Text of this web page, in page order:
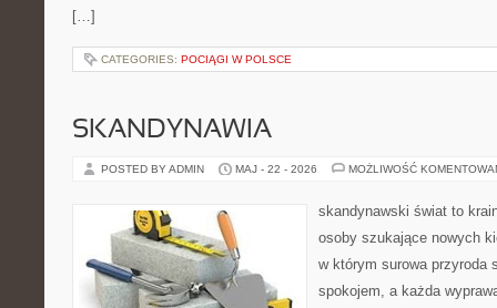
[…]
CATEGORIES: POCIĄGI W POLSCE
SKANDYNAWIA
POSTED BY ADMIN MAJ - 22 - 2026 MOŻLIWOŚĆ
skandynawski świat to
osoby szukające nowych
w którym surowa przyroda
spokojem, a każda